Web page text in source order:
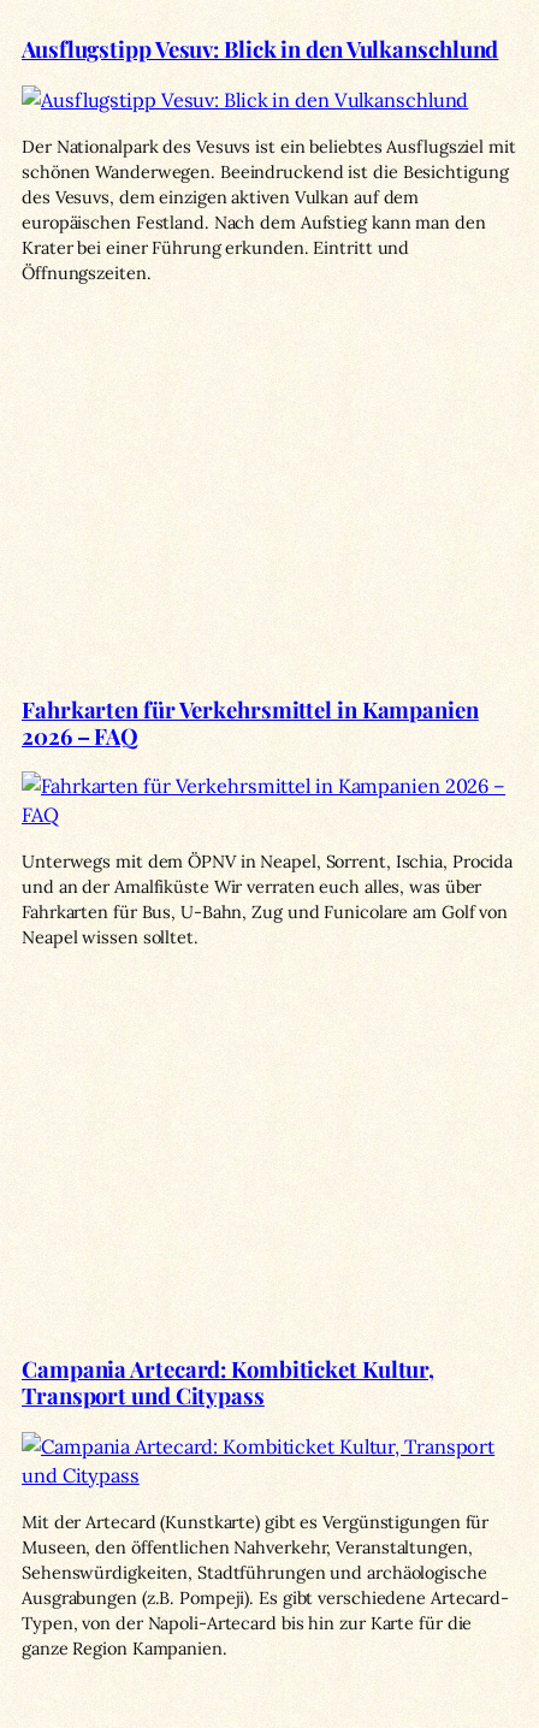
Ausflugstipp Vesuv: Blick in den Vulkanschlund
Der Nationalpark des Vesuvs ist ein beliebtes Ausflugsziel mit
schönen Wanderwegen. Beeindruckend ist die Besichtigung
des Vesuvs, dem einzigen aktiven Vulkan auf dem
europäischen Festland. Nach dem Aufstieg kann man den
Krater bei einer Führung erkunden. Eintritt und
Öffnungszeiten.
Fahrkarten für Verkehrsmittel in Kampanien
2026 – FAQ
Unterwegs mit dem ÖPNV in Neapel, Sorrent, Ischia, Procida
und an der Amalfiküste Wir verraten euch alles, was über
Fahrkarten für Bus, U-Bahn, Zug und Funicolare am Golf von
Neapel wissen solltet.
Campania Artecard: Kombiticket Kultur,
Transport und Citypass
Mit der Artecard (Kunstkarte) gibt es Vergünstigungen für
Museen, den öffentlichen Nahverkehr, Veranstaltungen,
Sehenswürdigkeiten, Stadtführungen und archäologische
Ausgrabungen (z.B. Pompeji). Es gibt verschiedene Artecard-
Typen, von der Napoli-Artecard bis hin zur Karte für die
ganze Region Kampanien.